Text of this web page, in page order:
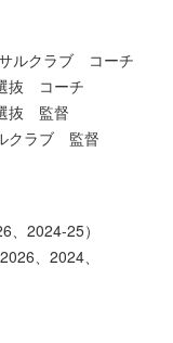
ルクラブ コーチ
抜 コーチ
抜 監督
クラブ 監督
2024-25）
、2024、